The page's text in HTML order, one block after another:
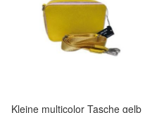
Kleine multicolor Tasche gelb